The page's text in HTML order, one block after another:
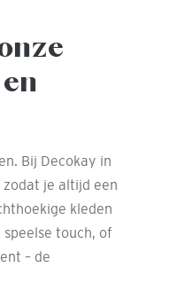
Bij Decokay in
je altijd een
kleden
touch, of
– de